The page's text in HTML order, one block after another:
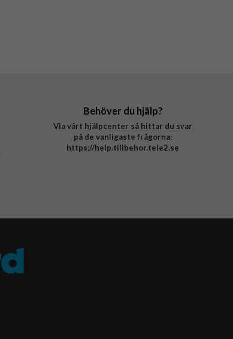
Behöver du hjälp?
Via vårt hjälpcenter så hittar du svar
på de vanligaste frågorna:
https://help.tillbehor.tele2.se